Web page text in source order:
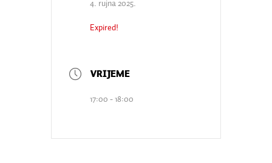
4. rujna 2025.
Expired!
17:00 - 18:00